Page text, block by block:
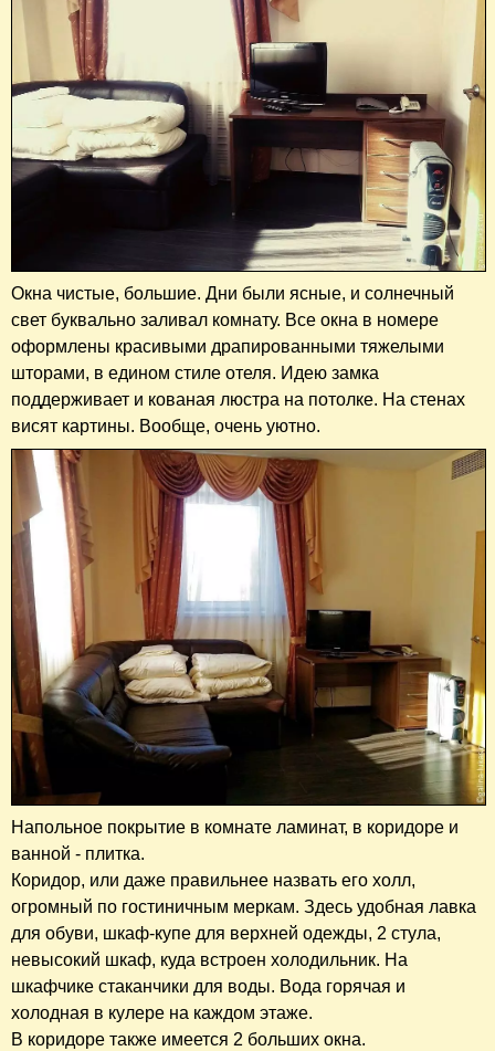
Окна чистые, большие. Дни были ясные, и солнечный
свет буквально заливал комнату. Все окна в номере
оформлены красивыми драпированными тяжелыми
шторами, в едином стиле отеля. Идею замка
поддерживает и кованая люстра на потолке. На стенах
висят картины. Вообще, очень уютно.
Напольное покрытие в комнате ламинат, в коридоре и
ванной - плитка.
Коридор, или даже правильнее назвать его холл,
огромный по гостиничным меркам. Здесь удобная лавка
для обуви, шкаф-купе для верхней одежды, 2 стула,
невысокий шкаф, куда встроен холодильник. На
шкафчике стаканчики для воды. Вода горячая и
холодная в кулере на каждом этаже.
В коридоре также имеется 2 больших окна.